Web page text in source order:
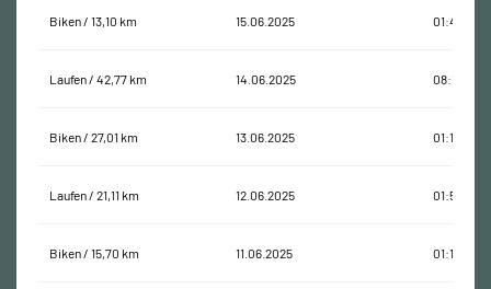
Biken / 13,10 km 15.06.2025 01:45:07
Laufen / 42,77 km 14.06.2025 08:14:29
Biken / 27,01 km 13.06.2025 01:10:09
Laufen / 21,11 km 12.06.2025 01:54:33
Biken / 15,70 km 11.06.2025 01:17:23